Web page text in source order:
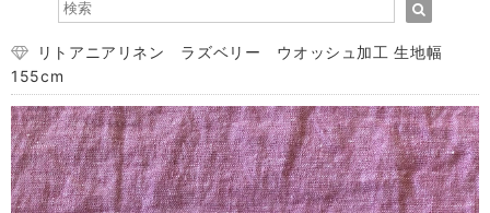
リトアニアリネン ラズベリー ウオッシュ加工 生地幅
155cm